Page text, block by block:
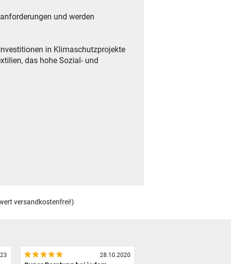
und werden
in Klimaschutzprojekte
das hohe Sozial- und
versandkostenfrei!)
28.10.2020